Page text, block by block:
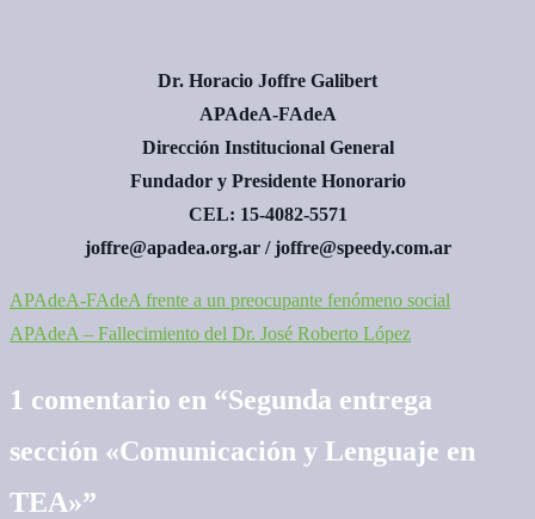
Dr. Horacio Joffre Galibert
APAdeA-FAdeA
Dirección Institucional General
Fundador y Presidente Honorario
CEL: 15-4082-5571
joffre@apadea.org.ar / joffre@speedy.com.ar
Navegación
entradas
APAdeA-FAdeA frente a un preocupante fenómeno social
APAdeA – Fallecimiento del Dr. José Roberto López
1 comentario en “Segunda entrega
sección «Comunicación y Lenguaje en
TEA»”